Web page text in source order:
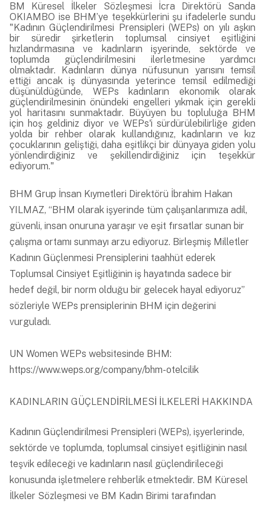
BM Küresel İlkeler Sözleşmesi İcra Direktörü Sanda
OKIAMBO ise BHM’ye teşekkürlerini şu ifadelerle sundu
"Kadının Güçlendirilmesi Prensipleri (WEPs) on yılı aşkın
bir süredir şirketlerin toplumsal cinsiyet eşitliğini
hızlandırmasına ve kadınların işyerinde, sektörde ve
toplumda güçlendirilmesini ilerletmesine yardımcı
olmaktadır. Kadınların dünya nüfusunun yarısını temsil
ettiği ancak iş dünyasında yeterince temsil edilmediği
düşünüldüğünde, WEPs kadınların ekonomik olarak
güçlendirilmesinin önündeki engelleri yıkmak için gerekli
yol haritasını sunmaktadır. Büyüyen bu topluluğa BHM
için hoş geldiniz diyor ve WEPs'i sürdürülebilirliğe giden
yolda bir rehber olarak kullandığınız, kadınların ve kız
çocuklarının geliştiği, daha eşitlikçi bir dünyaya giden yolu
yönlendirdiğiniz ve şekillendirdiğiniz için teşekkür
ediyorum."
BHM Grup İnsan Kıymetleri Direktörü İbrahim Hakan
YILMAZ, “BHM olarak işyerinde tüm çalışanlarımıza adil,
güvenli, insan onuruna yaraşır ve eşit fırsatlar sunan bir
çalışma ortamı sunmayı arzu ediyoruz. Birleşmiş Milletler
Kadının Güçlenmesi Prensiplerini taahhüt ederek
Toplumsal Cinsiyet Eşitliğinin iş hayatında sadece bir
hedef değil, bir norm olduğu bir gelecek hayal ediyoruz”
sözleriyle WEPs prensiplerinin BHM için değerini
vurguladı.
UN Women WEPs websitesinde BHM:
https://www.weps.org/company/bhm-otelcilik
KADINLARIN GÜÇLENDİRİLMESİ İLKELERİ HAKKINDA
Kadının Güçlendirilmesi Prensipleri (WEPs), işyerlerinde,
sektörde ve toplumda, toplumsal cinsiyet eşitliğinin nasıl
teşvik edileceği ve kadınların nasıl güçlendirileceği
konusunda işletmelere rehberlik etmektedir. BM Küresel
İlkeler Sözleşmesi ve BM Kadın Birimi tarafından